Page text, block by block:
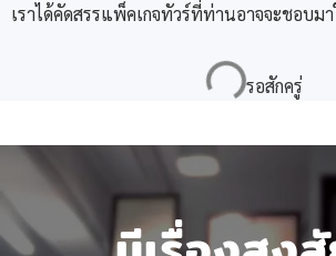
เราได้คัดสรรแพ็คเกจทัวร์ที่ท่านอาจจะชอบม